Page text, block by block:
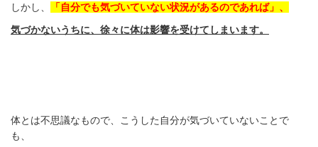
しかし、
「自分でも気づいていない状況があるのであれば」、
気づかないうちに、徐々に体は影響を受けてしまいます。
体とは不思議なもので、こうした自分が気づいていないことで
も、